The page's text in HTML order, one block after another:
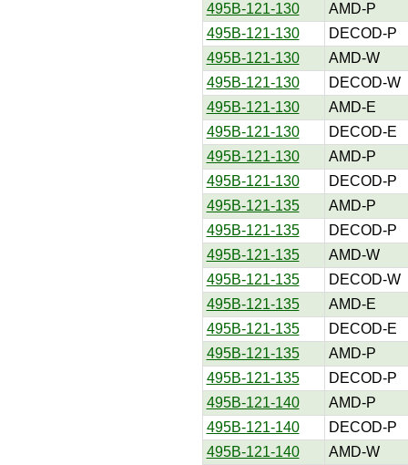
495B-121-130
AMD-P
495B-121-130
DECOD-P
495B-121-130
AMD-W
495B-121-130
DECOD-W
495B-121-130
AMD-E
495B-121-130
DECOD-E
495B-121-130
AMD-P
495B-121-130
DECOD-P
495B-121-135
AMD-P
495B-121-135
DECOD-P
495B-121-135
AMD-W
495B-121-135
DECOD-W
495B-121-135
AMD-E
495B-121-135
DECOD-E
495B-121-135
AMD-P
495B-121-135
DECOD-P
495B-121-140
AMD-P
495B-121-140
DECOD-P
495B-121-140
AMD-W